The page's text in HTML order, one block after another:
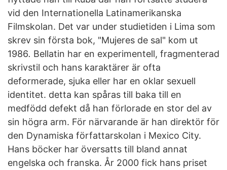
vid den Internationella Latinamerikanska
Filmskolan. Det var under studietiden i Lima som
skrev sin första bok, "Mujeres de sal" kom ut
1986. Bellatin har en experimentell, fragmenterad
skrivstil och hans karaktärer är ofta
deformerade, sjuka eller har en oklar sexuell
identitet. detta kan spåras till baka till en
medfödd defekt då han förlorade en stor del av
sin högra arm. För närvarande är han direktör för
den Dynamiska författarskolan i Mexico City.
Hans böcker har översatts till bland annat
engelska och franska. År 2000 fick hans priset